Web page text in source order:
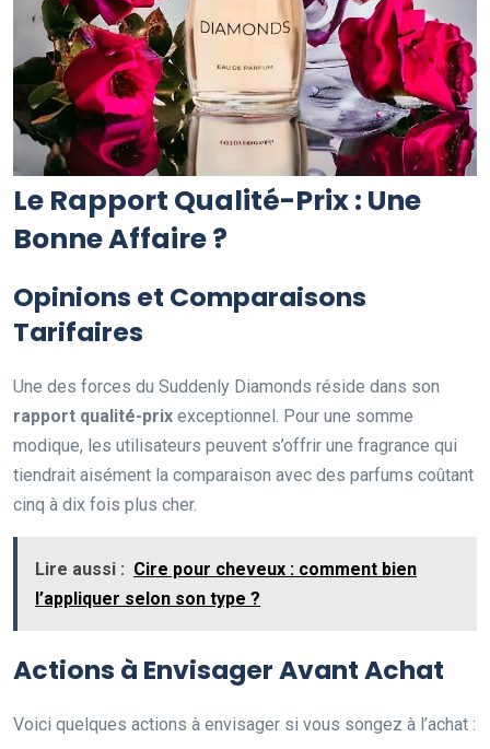
Le Rapport Qualité-Prix : Une
Bonne Affaire ?
Opinions et Comparaisons
Tarifaires
Une des forces du Suddenly Diamonds réside dans son
rapport qualité-prix exceptionnel. Pour une somme
modique, les utilisateurs peuvent s’offrir une fragrance qui
tiendrait aisément la comparaison avec des parfums coûtant
cinq à dix fois plus cher.
Lire aussi : Cire pour cheveux : comment bien
l’appliquer selon son type ?
Actions à Envisager Avant Achat
Voici quelques actions à envisager si vous songez à l’achat :